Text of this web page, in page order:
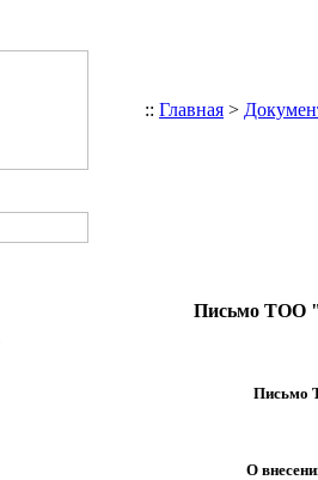
:: Главная >
Письмо ТОО
Письмо
О